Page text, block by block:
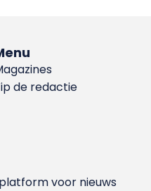
de redactie
voor nieuws